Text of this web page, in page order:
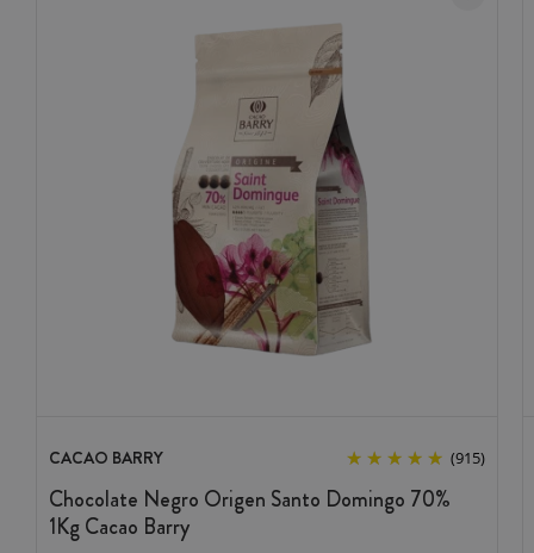
CACAO BARRY (915)
Chocolate Negro Origen Santo Domingo 70%
1Kg Cacao Barry